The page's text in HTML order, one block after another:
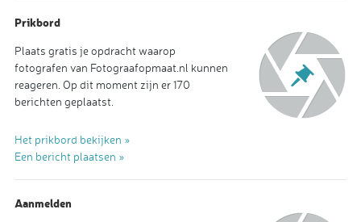
Prikbord
Plaats gratis je opdracht waarop
fotografen van Fotograafopmaat.nl kunnen
reageren. Op dit moment zijn er 170
berichten geplaatst.
Het prikbord bekijken »
Een bericht plaatsen »
Aanmelden